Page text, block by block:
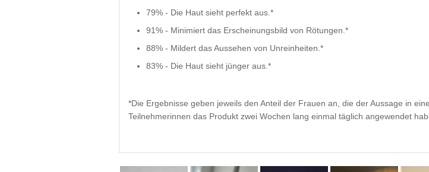
79% - Die Haut sieht perfekt aus.*
91% - Minimiert das Erscheinungsbild von Rötungen.*
88% - Mildert das Aussehen von Unreinheiten.*
83% - Die Haut sieht jünger aus.*
*Die Ergebnisse geben jeweils den Anteil der Frauen an, die der Aussage in
Teilnehmerinnen das Produkt zwei Wochen lang einmal täglich angewendet